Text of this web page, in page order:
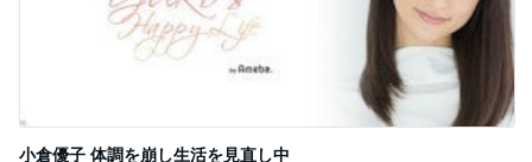
小倉優子 体調を崩し生活を見直し中